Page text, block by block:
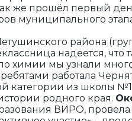
же прошёл первый
муниципального
района
надеется, что
химии мы узнали
работала
из школы №15
родного края.
ВИРО,